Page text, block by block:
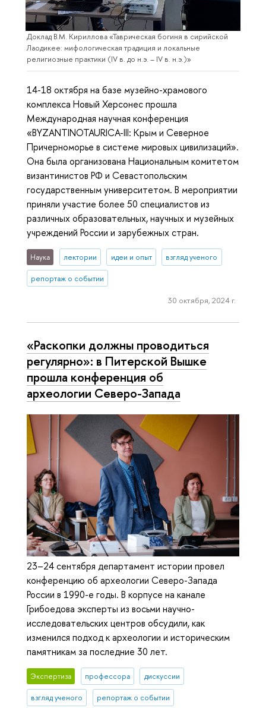
Доклад В.М. Кириллова «Таврическая богиня в сирийской
Лаодикее: мифологическая традиция и локальные
религиозные практики (IV в. до н.э. – IV в. н.э.)»
14-18 октября на базе музейно-храмового
комплекса Новый Херсонес прошла
Международная научная конференция
«BYZANTINOTAURICA-III: Крым и Северное
Причерноморье в системе мировых цивилизаций».
Она была организована Национальным комитетом
византинистов РФ и Севастопольским
государственным университетом. В мероприятии
приняли участие более 50 специалистов из
различных образовательных, научных и музейных
учреждений России и зарубежных стран.
Наука лектории идеи и опыт взгляд ученого
репортаж о событии
30 октября, 2024 г.
«Раскопки должны проводиться
регулярно»: в Питерской Вышке
прошла конференция об
археологии Северо-Запада
23–24 сентября департамент истории провел
конференцию об археологии Северо-Запада
России в 1990-е годы. В корпусе на канале
Грибоедова эксперты из восьми научно-
исследовательских центров обсудили, как
изменился подход к археологии и историческим
памятникам за последние 30 лет.
Экспертиза профессора дискуссии
взгляд ученого репортаж о событии